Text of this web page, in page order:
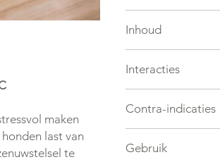
maken
last van
te
voor specifieke
klantenservice.
Nux Vomica,
Causticum, Avena
Inhoud
Interacties
Contra-indicaties
Gebruik